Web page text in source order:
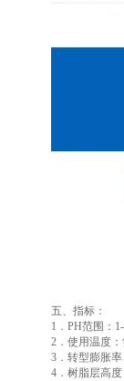
五、指标：
1．PH范围：
2．使用温度
3．转型膨胀
4．树脂层高度